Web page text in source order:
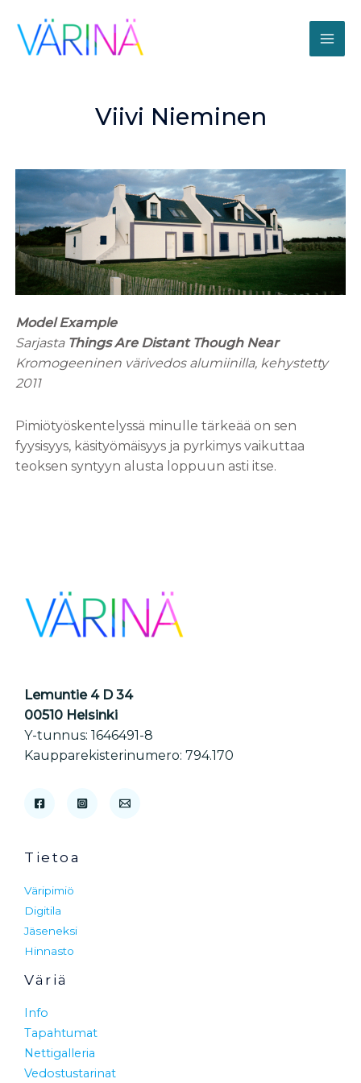
Viivi Nieminen
Model Example
Sarjasta Things Are Distant Though Near
Kromogeeninen värivedos alumiinilla, kehystetty
2011
Pimiötyöskentelyssä minulle tärkeää on sen
fyysisyys, käsityömäisyys ja pyrkimys vaikuttaa
teoksen syntyyn alusta loppuun asti itse.
Lemuntie 4 D 34
00510 Helsinki
Y-tunnus: 1646491-8
Kaupparekisterinumero: 794.170
Tietoa
Väripimiö
Digitila
Jäseneksi
Hinnasto
Väriä
Info
Tapahtumat
Nettigalleria
Vedostustarinat